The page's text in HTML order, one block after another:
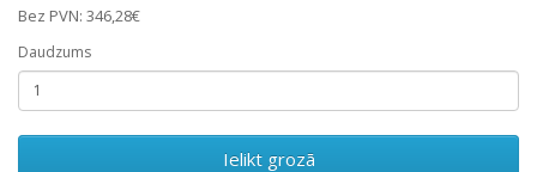
Bez PVN: 346,28€
Daudzums
Ielikt grozā